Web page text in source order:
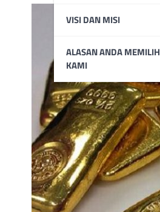
VISI DAN MISI
ALASAN ANDA MEMILIH
KAMI